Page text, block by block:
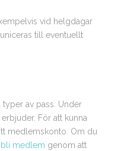
vid helgdagar
till eventuellt
typer av pass. Under
För att kunna
medlemskonto. Om du
bli medlem genom att